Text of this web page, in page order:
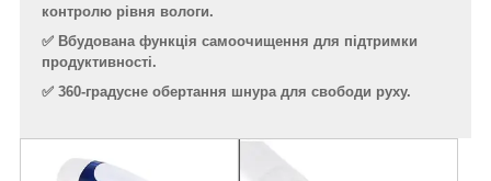
контролю рівня вологи.
✅ Вбудована функція самоочищення для підтримки
продуктивності.
✅ 360-градусне обертання шнура для свободи руху.